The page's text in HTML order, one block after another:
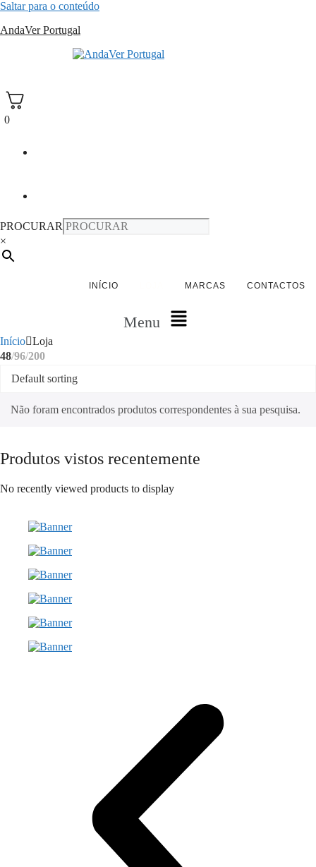
Saltar para o conteúdo
AndaVer Portugal
0
PROCURAR
×
INÍCIO MARCAS CONTACTOS
Menu
Início Loja
48 96 200
Não foram encontrados produtos correspondentes à sua pesquisa.
Produtos vistos recentemente
No recently viewed products to display